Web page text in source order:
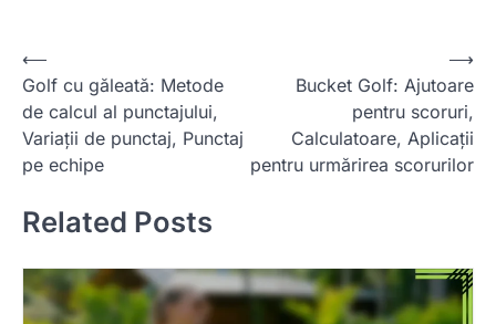
P
o
s
t
a
v
i
⟵
Golf cu găleată: Metode
de calcul al punctajului,
Variații de punctaj, Punctaj
pe echipe
Bucket Golf: Ajutoare
pentru scoruri,
Calculatoare, Aplicații
pentru urmărirea scorurilor
⟶
Related Posts